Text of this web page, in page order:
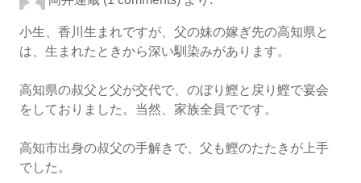
小生、香川生まれですが、父の妹の嫁ぎ先の高知県と
は、生まれたときから深い馴染みがあります。
高知県の叔父と父が交代で、のぼり鰹と戻り鰹で宴会
をしておりました。当然、家族全員でです。
高知市出身の叔父の手解きで、父も鰹のたたきが上手
でした。